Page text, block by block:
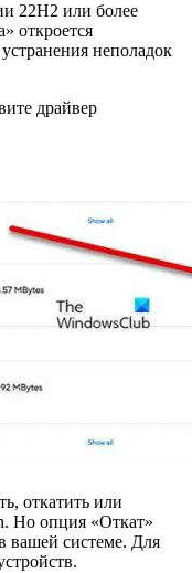
22H2 или более
откроется
неполадок
драйвер
откатить или
Но опция «Откат»
вашей системе. Для